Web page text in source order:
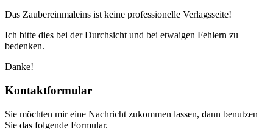
Das Zaubereinmaleins ist keine professionelle Verlagsseite!
Ich bitte dies bei der Durchsicht und bei etwaigen Fehlern zu
bedenken.
Danke!
Kontaktformular
Sie möchten mir eine Nachricht zukommen lassen, dann benutzen
Sie das folgende Formular.